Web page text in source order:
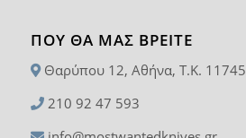
ΠΟΥ ΘΑ ΜΑΣ ΒΡΕΊΤΕ
Θαρύπου 12, Αθήνα, T.K. 11745
210 92 47 593